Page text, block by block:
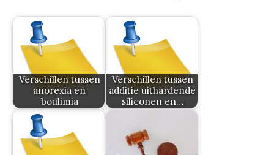
Verschillen tussen
anorexia en
boulimia
Verschillen tussen
additie uithardende
siliconen en…